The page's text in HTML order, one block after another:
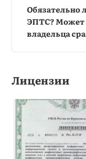
Обязательно
ЭПТС? Может
владельца
Лицензии